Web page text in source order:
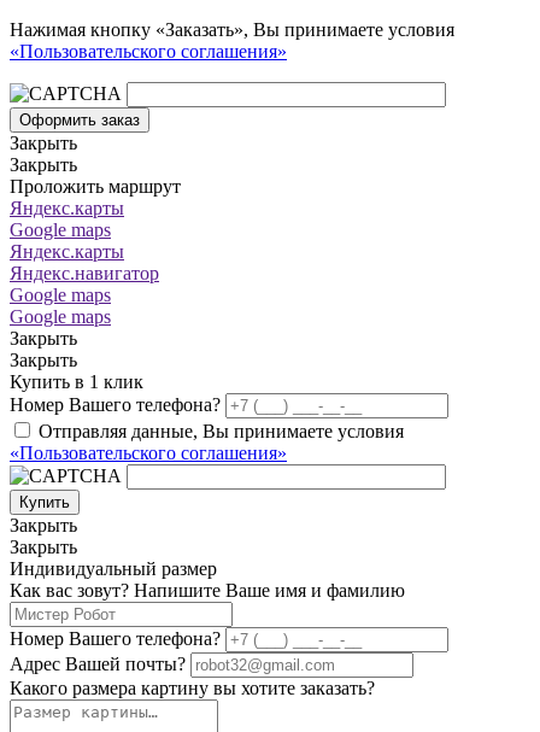
Нажимая кнопку «Заказать», Вы принимаете условия
«Пользовательского соглашения»
Оформить заказ
Закрыть
Закрыть
Проложить маршрут
Яндекс.карты
Google maps
Яндекс.карты
Яндекс.навигатор
Google maps
Google maps
Закрыть
Закрыть
Купить в 1 клик
Номер Вашего телефона?
Отправляя данные, Вы принимаете условия
«Пользовательского соглашения»
Купить
Закрыть
Закрыть
Индивидуальный размер
Как вас зовут? Напишите Ваше имя и фамилию
Номер Вашего телефона?
Адрес Вашей почты?
Какого размера картину вы хотите заказать?